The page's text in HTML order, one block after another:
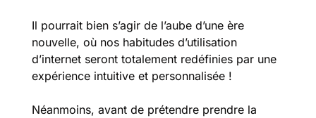
Il pourrait bien s’agir de l’aube d’une ère
nouvelle, où nos habitudes d’utilisation
d’internet seront totalement redéfinies par une
expérience intuitive et personnalisée !
Néanmoins, avant de prétendre prendre la